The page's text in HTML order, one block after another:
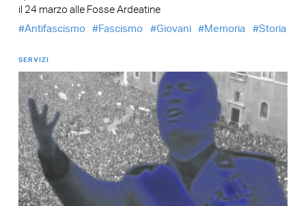
il 24 marzo alle Fosse Ardeatine
Antifascismo
Fascismo Giovani Memoria Storia
SERVIZI